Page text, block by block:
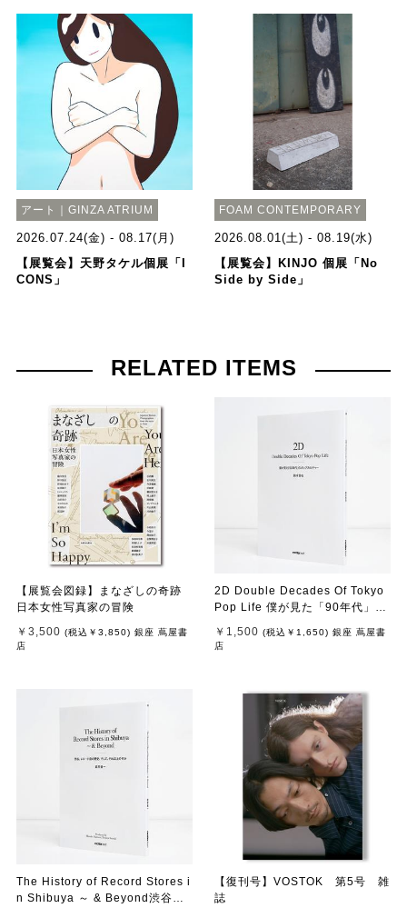
アート｜GINZA ATRIUM
2026.07.24(金) - 08.17(月)
【展覧会】天野タケル個展「I
CONS」
FOAM CONTEMPORARY
2026.08.01(土) - 08.19(水)
【展覧会】KINJO 個展「No
Side by Side」
RELATED ITEMS
【展覧会図録】まなざしの奇跡
日本女性写真家の冒険
￥3,500 (税込 ￥3,850) 銀座 蔦屋書
店
2D Double Decades Of Tokyo
Pop Life 僕が見た「90年代」の
（著）
￥1,500 (税込 ￥1,650) 銀座 蔦屋書
店
The History of Record Stores i
n Shibuya ～ & Beyond渋谷、
【復刊号】VOSTOK 第5号 雑
誌